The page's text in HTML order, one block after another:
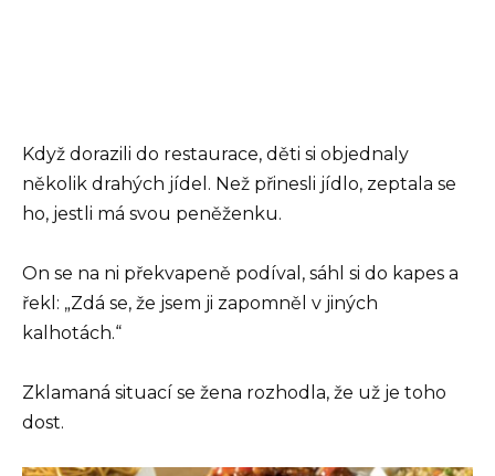
Když dorazili do restaurace, děti si objednaly
několik drahých jídel. Než přinesli jídlo, zeptala se
ho, jestli má svou peněženku.
On se na ni překvapeně podíval, sáhl si do kapes a
řekl: „Zdá se, že jsem ji zapomněl v jiných
kalhotách.“
Zklamaná situací se žena rozhodla, že už je toho
dost.